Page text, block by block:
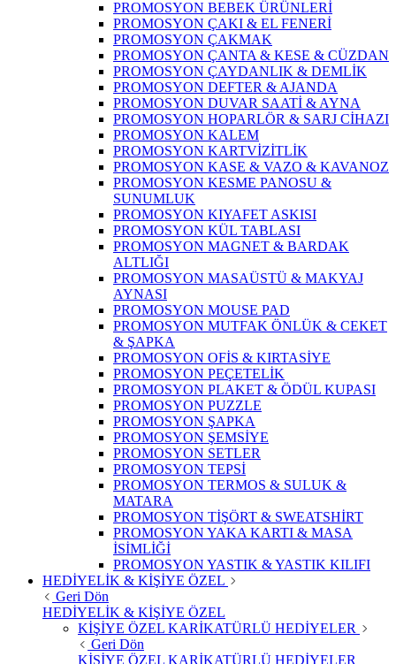
PROMOSYON BEBEK ÜRÜNLERİ
PROMOSYON ÇAKI & EL FENERİ
PROMOSYON ÇAKMAK
PROMOSYON ÇANTA & KESE & CÜZDAN
PROMOSYON ÇAYDANLIK & DEMLİK
PROMOSYON DEFTER & AJANDA
PROMOSYON DUVAR SAATİ & AYNA
PROMOSYON HOPARLÖR & SARJ CİHAZI
PROMOSYON KALEM
PROMOSYON KARTVİZİTLİK
PROMOSYON KASE & VAZO & KAVANOZ
PROMOSYON KESME PANOSU &
SUNUMLUK
PROMOSYON KIYAFET ASKISI
PROMOSYON KÜL TABLASI
PROMOSYON MAGNET & BARDAK
ALTLIĞI
PROMOSYON MASAÜSTÜ & MAKYAJ
AYNASI
PROMOSYON MOUSE PAD
PROMOSYON MUTFAK ÖNLÜK & CEKET
& ŞAPKA
PROMOSYON OFİS & KIRTASİYE
PROMOSYON PEÇETELİK
PROMOSYON PLAKET & ÖDÜL KUPASI
PROMOSYON PUZZLE
PROMOSYON ŞAPKA
PROMOSYON ŞEMSİYE
PROMOSYON SETLER
PROMOSYON TEPSİ
PROMOSYON TERMOS & SULUK &
MATARA
PROMOSYON TİŞÖRT & SWEATSHİRT
PROMOSYON YAKA KARTI & MASA
İSİMLİĞİ
PROMOSYON YASTIK & YASTIK KILIFI
HEDİYELİK & KİŞİYE ÖZEL
Geri Dön
HEDİYELİK & KİŞİYE ÖZEL
KİŞİYE ÖZEL KARİKATÜRLÜ HEDİYELER
Geri Dön
KİŞİYE ÖZEL KARİKATÜRLÜ HEDİYELER